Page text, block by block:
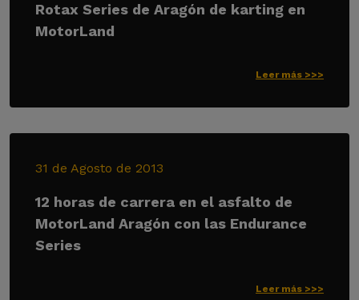
Rotax Series de Aragón de karting en
MotorLand
Leer más >>>
31 de Agosto de 2013
12 horas de carrera en el asfalto de
MotorLand Aragón con las Endurance
Series
Leer más >>>